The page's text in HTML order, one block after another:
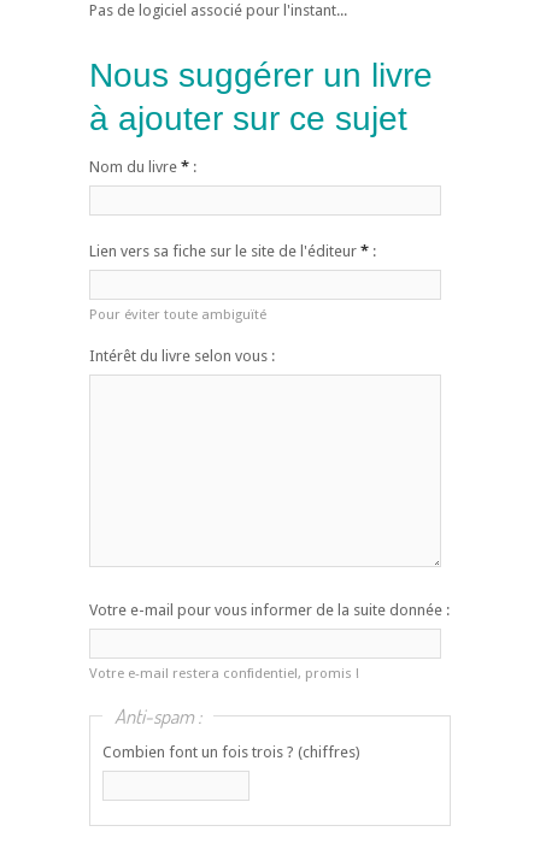
Pas de logiciel associé pour l'instant...
Nous suggérer un livre
à ajouter sur ce sujet
Nom du livre * :
Lien vers sa fiche sur le site de l'éditeur * :
Pour éviter toute ambiguïté
Intérêt du livre selon vous :
Votre e-mail pour vous informer de la suite donnée :
Votre e-mail restera confidentiel, promis !
Anti-spam :
Combien font un fois trois ? (chiffres)